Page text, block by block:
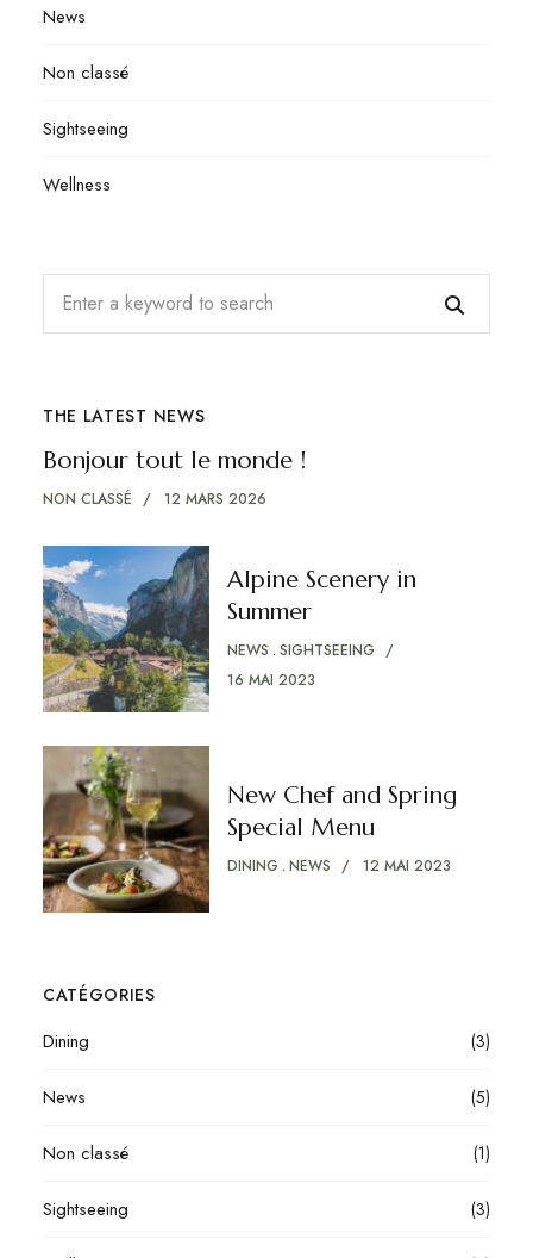
News
Non classé
Sightseeing
Wellness
THE LATEST NEWS
Bonjour tout le monde !
NON CLASSÉ 12 MARS 2026
Alpine Scenery in
Summer
NEWS SIGHTSEEING
16 MAI 2023
New Chef and Spring
Special Menu
DINING NEWS 12 MAI 2023
CATÉGORIES
Dining (3)
News (5)
Non classé (1)
Sightseeing (3)